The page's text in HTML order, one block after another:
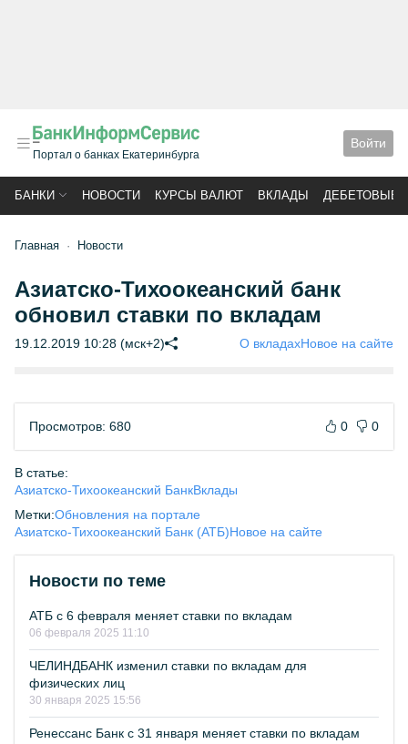
Портал о банках Екатеринбурга
Войти
БАНКИ НОВОСТИ КУРСЫ ВАЛЮТ ВКЛАДЫ ДЕБЕТОВЫЕ
Главная Новости
Азиатско-Тихоокеанский банк
обновил ставки по вкладам
19.12.2019 10:28 (мск+2) О вкладахНовое на сайте
Просмотров: 680 0 0
В статье:
Азиатско-Тихоокеанский БанкВклады
Метки:Обновления на портале
Азиатско-Тихоокеанский Банк (АТБ)Новое на сайте
Новости по теме
АТБ с 6 февраля меняет ставки по вкладам
06 февраля 2025 11:10
ЧЕЛИНДБАНК изменил ставки по вкладам для
физических лиц
30 января 2025 15:56
Ренессанс Банк с 31 января меняет ставки по вкладам